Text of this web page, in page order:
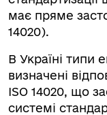
має пряме
14020).
В Україні типи
визначені
ISO 14020, що
системі